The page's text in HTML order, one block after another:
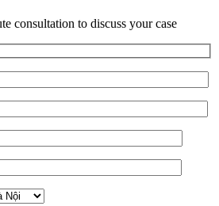
consultation to discuss your case